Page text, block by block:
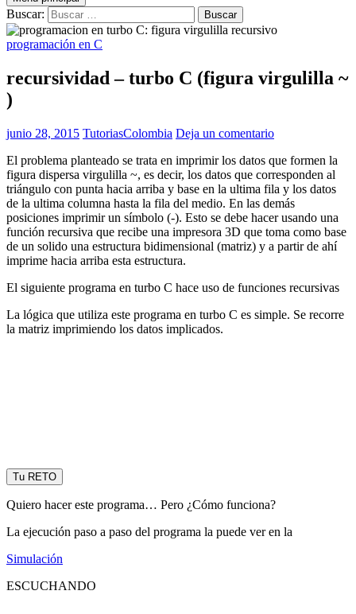
Buscar:
programación en C
recursividad – turbo C (figura virgulilla ~
)
junio 28, 2015 TutoriasColombia Deja un comentario
El problema planteado se trata en imprimir los datos que formen la
figura dispersa virgulilla ~, es decir, los datos que corresponden al
triángulo con punta hacia arriba y base en la ultima fila y los datos
de la ultima columna hasta la fila del medio. En las demás
posiciones imprimir un símbolo (-). Esto se debe hacer usando una
función recursiva que recibe una impresora 3D que toma como base
de un solido una estructura bidimensional (matriz) y a partir de ahí
imprime hacia arriba esta estructura.
El siguiente programa en turbo C hace uso de funciones recursivas
La lógica que utiliza este programa en turbo C es simple. Se recorre
la matriz imprimiendo los datos implicados.
Tu RETO
Quiero hacer este programa… Pero ¿Cómo funciona?
La ejecución paso a paso del programa la puede ver en la
Simulación
ESCUCHANDO